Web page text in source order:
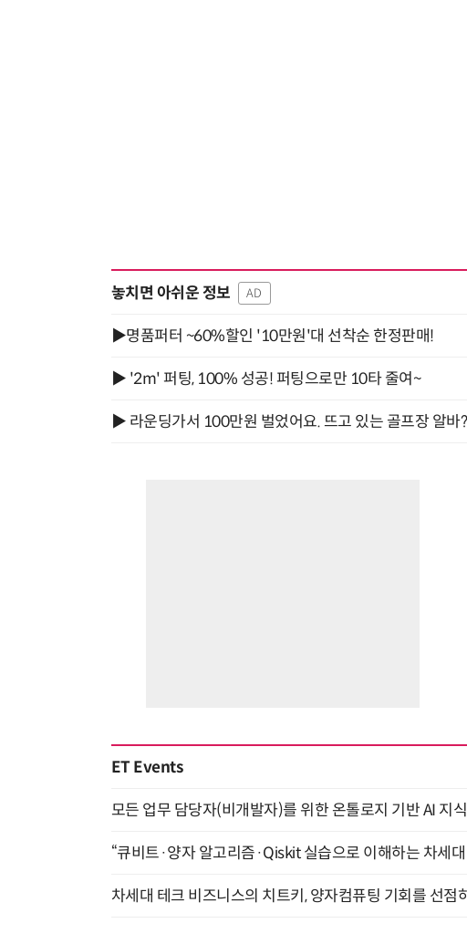
놓치면 아쉬운 정보 AD
▶명품퍼터 ~60%할인 '10만원'대 선착순 한정판매!
▶ '2m' 퍼팅, 100% 성공! 퍼팅으로만 10타 줄여~
▶ 라운딩가서 100만원 벌었어요. 뜨고 있는 골프장 알바?
ET Events
모든 업무 담당자(비개발자)를 위한 온톨로지 기반 AI 지
“큐비트·양자 알고리즘·Qiskit 실습으로 이해하는 차세
차세대 테크 비즈니스의 치트키, 양자컴퓨팅 기회를 선